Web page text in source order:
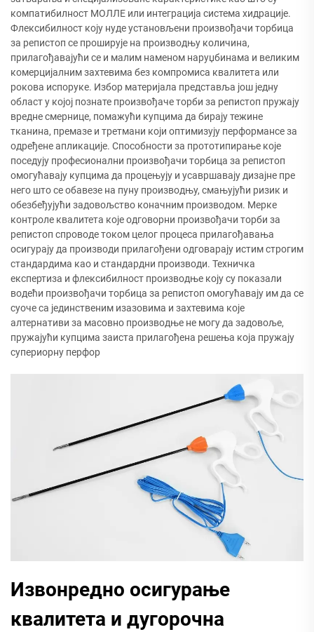
компатибилност МОЛЛЕ или интеграција система хидрације.
Флексибилност коју нуде установљени произвођачи торбица
за репистоп се проширује на производњу количина,
прилагођавајући се и малим наменом наруџбинама и великим
комерцијалним захтевима без компромиса квалитета или
рокова испоруке. Избор материјала представља још једну
област у којој познате произвођаче торби за репистоп пружају
вредне смернице, помажући купцима да бирају тежине
тканина, премазе и третмани који оптимизују перформансе за
одређене апликације. Способности за прототипирање које
поседују професионални произвођачи торбица за репистоп
омогућавају купцима да процењују и усавршавају дизајне пре
него што се обавезе на пуну производњу, смањујући ризик и
обезбеђујући задовољство коначним производом. Мерке
контроле квалитета које одговорни произвођачи торби за
репистоп спроводе током целог процеса прилагођавања
осигурају да производи прилагођени одговарају истим строгим
стандардима као и стандардни производи. Техничка
експертиза и флексибилност производње коју су показали
водећи произвођачи торбица за репистоп омогућавају им да се
суоче са јединственим изазовима и захтевима које
алтернативи за масовно производње не могу да задовоље,
пружајући купцима заиста прилагођена решења која пружају
супериорну перфор
Извонредно осигурање
квалитета и дугорочна